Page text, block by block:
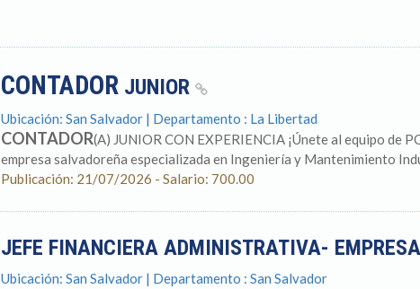
CONTADORJUNIOR
Ubicación: San Salvador | Departamento : La Libertad
CONTADOR(A) JUNIOR CON EXPERIENCIA ¡Únete al equipo de
empresa salvadoreña especializada en Ingeniería y Mantenimiento
Publicación: 21/07/2026 - Salario: 700.00
JEFE FINANCIERA ADMINISTRATIVA-
Ubicación: San Salvador | Departamento : San Salvador